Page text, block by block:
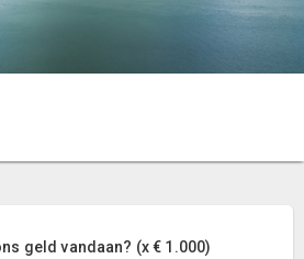
geld vandaan? (x € 1.000)